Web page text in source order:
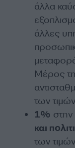
άλλα
άλλες
Μέρος
των
1% στην
και
των